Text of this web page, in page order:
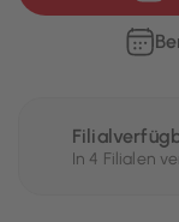
In 4 Filialen